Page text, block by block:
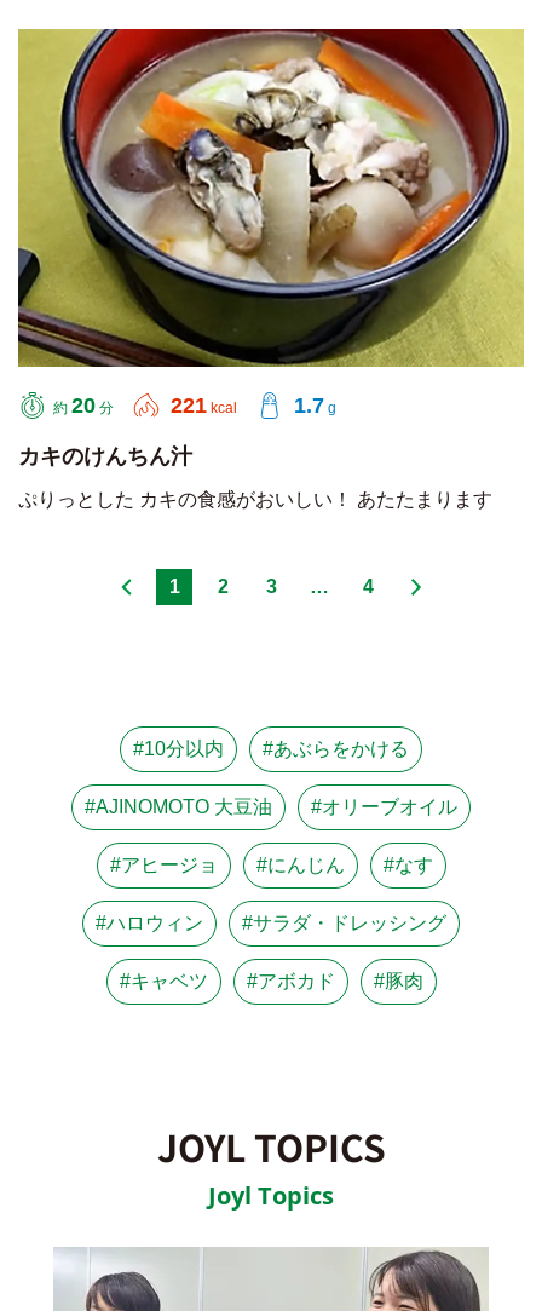
約 20 分 221 kcal 1.7 g
カキのけんちん汁
ぷりっとした カキの食感がおいしい！ あたたまります
1 2 3 … 4
#10分以内 #あぶらをかける
#AJINOMOTO 大豆油 #オリーブオイル
#アヒージョ #にんじん #なす
#ハロウィン #サラダ・ドレッシング
#キャベツ #アボカド #豚肉
JOYL TOPICS
Joyl Topics